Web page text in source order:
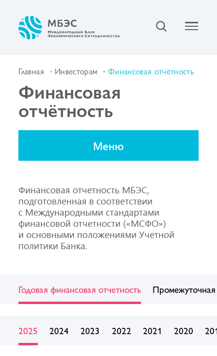
Главная Инвесторам Финансовая отчётность
Финансовая
отчётность
Финансовая отчетность МБЭС,
подготовленная в соответствии
с Международными стандартами
финансовой отчетности («МСФО»)
и основными положениями Учетной
политики Банка.
Годовая финансовая отчетность Промежуточная
2025 2024 2023 2022 2021 2020
Меню